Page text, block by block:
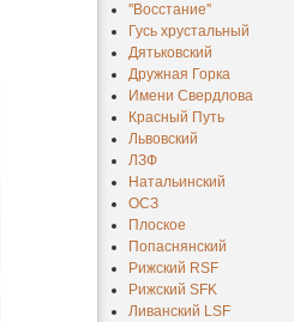
''Восстание''
Гусь хрустальный
Дятьковский
Дружная Горка
Имени Свердлова
Красный Путь
Львовский
ЛЗФ
Натальинский
ОСЗ
Плоское
Попаснянский
Рижский RSF
Рижский SFK
Ливанский LSF